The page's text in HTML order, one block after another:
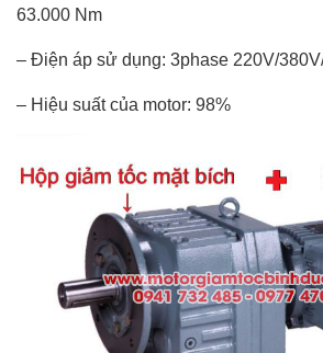
63.000 Nm
– Điện áp sử dụng: 3phase 220V/
– Hiệu suất của motor: 98%